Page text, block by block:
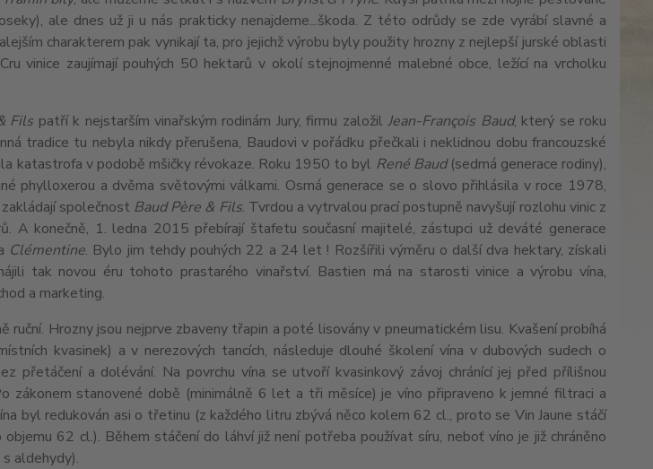
ale dnes už ji u nás prakticky nenajdeme...škoda. Z této odrůdy se zde vyrábí slavné a
charakterem pak vynikají ta, pro jejichž výrobu byly použity hrozny z nejlepší jurské oblasti
vinice zaujímají pouhých 50 hektarů v okolí stejnojmenné malebné obce, ležící na vrcholku
Fils patří k nejstarším vinařským rodinám Jury, firmu založilJean-François Baud, který se roku
tradice tu nebyla nikdy přerušena, Baudovi v pořádku přečkali i neklidnou dobu francouzské
katastrofa v podobě mšičky révokaze. Roku 1950 to byl René Baud(sedmá generace rodiny),
phylloxerou a dvěma světovými válkami. Osmá generace se o slovo přihlásila v roce 1978,
společnost Baud Père & Fils. Tvrdou a vytrvalou prací postupně navyšují rozlohu vinic z
A konečně, 1. ledna 2015 přebírají štafetu současní majitelé, zástupci už deváté generace
Clémentine. Bylo jim tehdy pouhých 22 a 24 let ! Rozšířili výměru o další dva hektary, získali
tak novou éru tohoto prastarého vinařství. Bastien má na starosti vinice a výrobu vína,
a marketing.
ruční. Hrozny jsou nejprve zbaveny třapin a poté lisovány v pneumatickém lisu. Kvašení probíhá
kvasinek) a v nerezových tancích, následuje dlouhé školení vína v dubových sudech o
přetáčení a dolévání. Na povrchu vína se utvoří kvasinkový závoj chránící jej před přílišnou
zákonem stanovené době (minimálně 6 let a tři měsíce) je víno připraveno k jemné filtraci a
byl redukován asi o třetinu (z každého litru zbývá něco kolem 62 cl., proto se Vin Jaune stáčí
62 cl.). Během stáčení do láhví již není potřeba používat síru, neboť víno je již chráněno
SO₂ s aldehydy).